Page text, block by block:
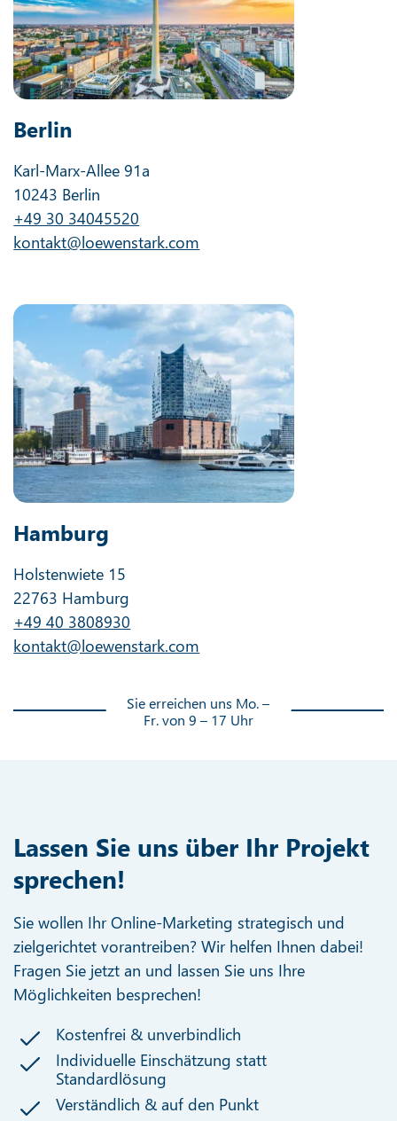
Berlin
Karl-Marx-Allee 91a
10243 Berlin
+49 30 34045520
kontakt@loewenstark.com
Hamburg
Holstenwiete 15
22763 Hamburg
+49 40 3808930
kontakt@loewenstark.com
Sie erreichen uns Mo. –
Fr. von 9 – 17 Uhr
Lassen Sie uns über Ihr Projekt
sprechen!
Sie wollen Ihr Online-Marketing strategisch und
zielgerichtet vorantreiben? Wir helfen Ihnen dabei!
Fragen Sie jetzt an und lassen Sie uns Ihre
Möglichkeiten besprechen!
Kostenfrei & unverbindlich
Individuelle Einschätzung statt
Standardlösung
Verständlich & auf den Punkt